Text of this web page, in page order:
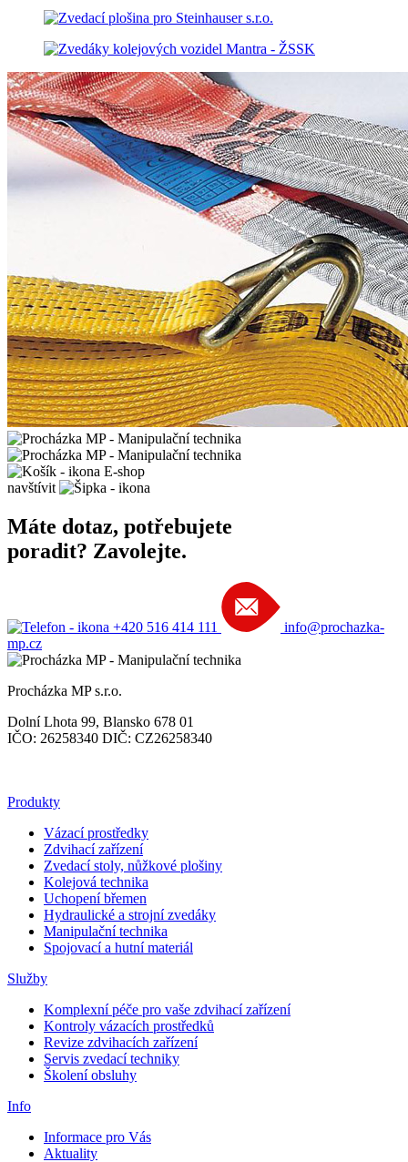
E-shop
navštívit
Máte dotaz, potřebujete
poradit? Zavolejte.
+420 516 414 111
info@prochazka-
mp.cz
Procházka MP s.r.o.
Dolní Lhota 99, Blansko 678 01
IČO: 26258340 DIČ: CZ26258340
Produkty
Vázací prostředky
Zdvihací zařízení
Zvedací stoly, nůžkové plošiny
Kolejová technika
Uchopení břemen
Hydraulické a strojní zvedáky
Manipulační technika
Spojovací a hutní materiál
Služby
Komplexní péče pro vaše zdvihací zařízení
Kontroly vázacích prostředků
Revize zdvihacích zařízení
Servis zvedací techniky
Školení obsluhy
Info
Informace pro Vás
Aktuality